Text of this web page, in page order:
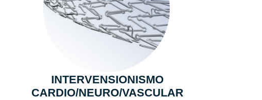
INTERVENSIONISMO
CARDIO/NEURO/VASCULAR